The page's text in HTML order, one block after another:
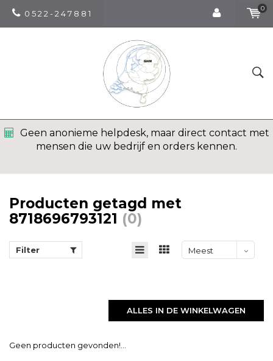
0 5 2 2 - 2 4 7 8 8 1
0
Geen anonieme helpdesk, maar direct contact met
mensen die uw bedrijf en orders kennen.
Producten getagd met
8718696793121 (0)
Filter
Meest
ALLES IN DE WINKELWAGEN
Geen producten gevonden!...